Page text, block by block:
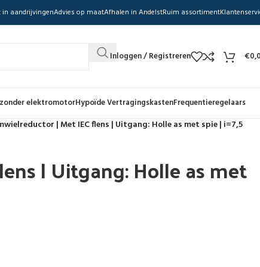
in aandrijvingenAdvies op maatAfhalen in AndelstRuim assortiment
Inloggen / Registreren €
elektromotorHypoïde VertragingskastenFrequentieregelaars
| Met IEC flens | Uitgang: Holle as met spie | i=7,5
| Uitgang: Holle as met